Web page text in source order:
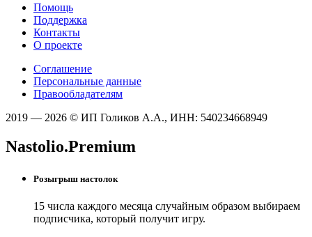
Помощь
Поддержка
Контакты
О проекте
Соглашение
Персональные данные
Правообладателям
2019 — 2026 © ИП Голиков А.А., ИНН: 540234668949
Nastolio.Premium
Розыгрыш настолок
15 числа каждого месяца случайным образом выбираем
подписчика, который получит игру.